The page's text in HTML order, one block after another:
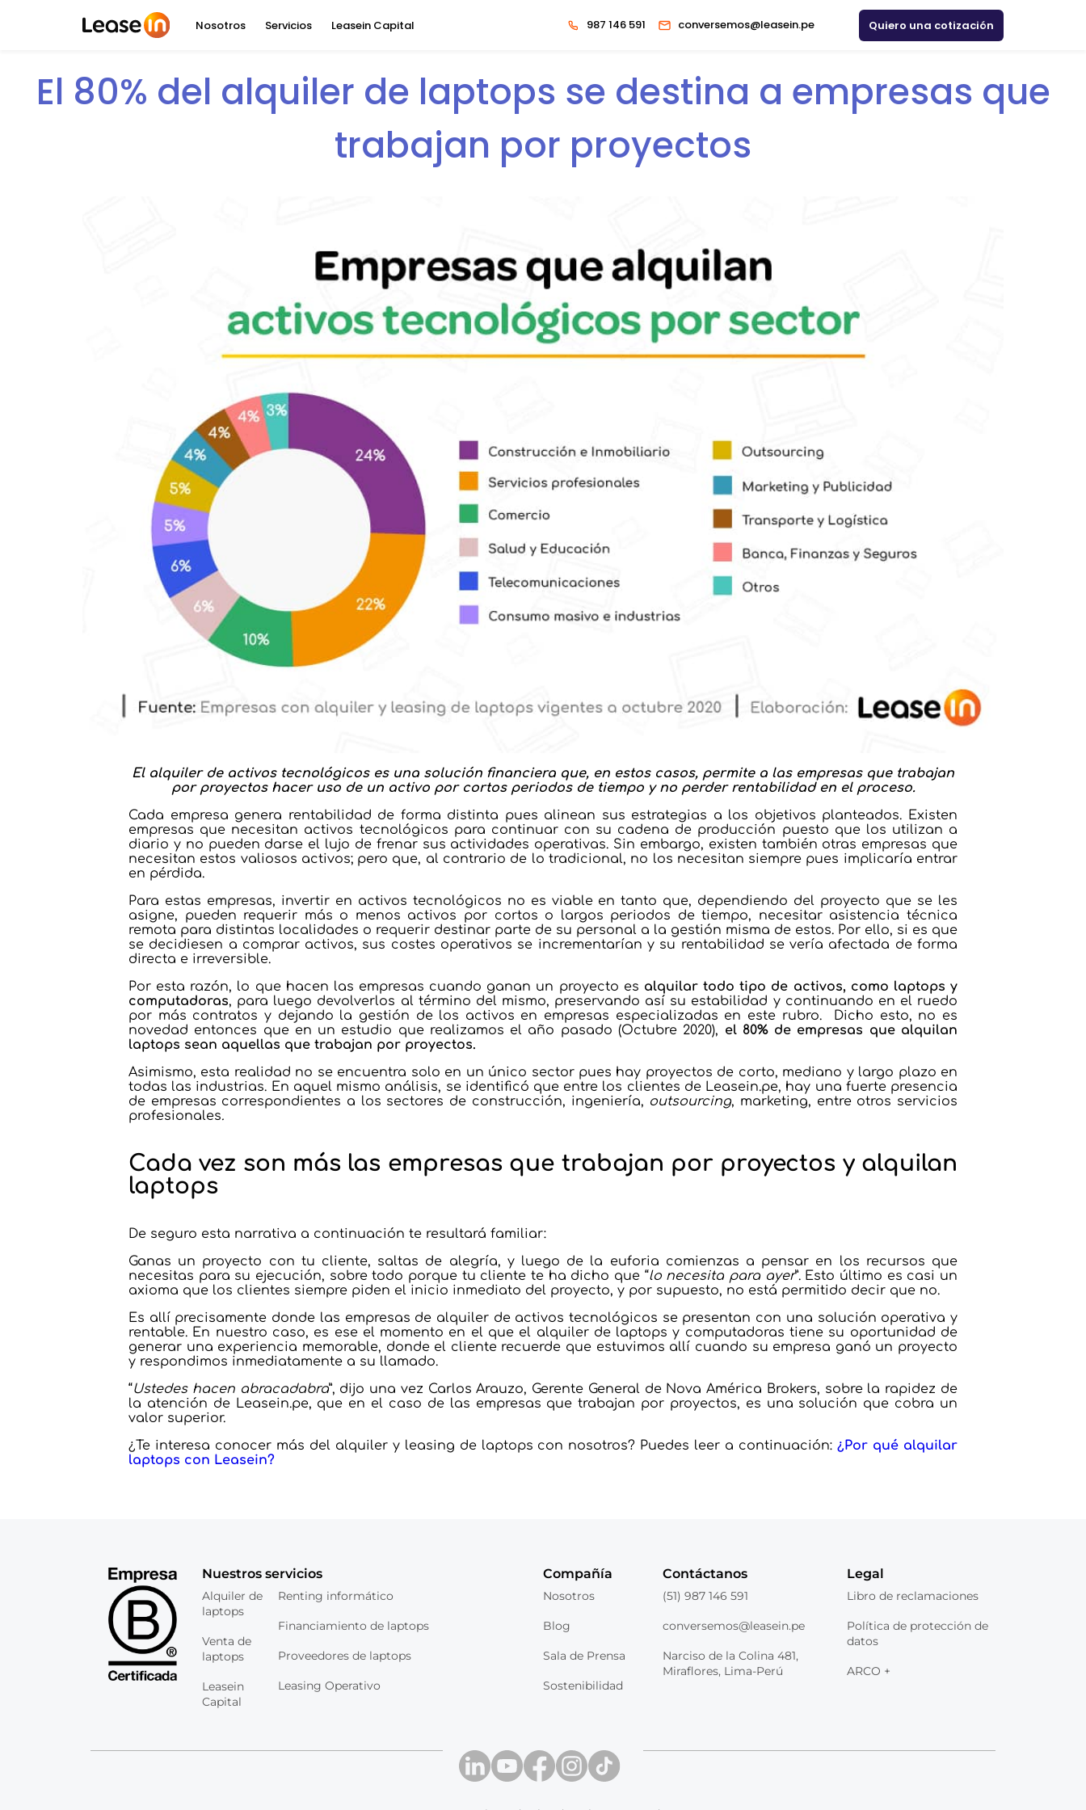
Nosotros Servicios Leasein Capital 987 146 591 conversemos@leasein.pe Quiero una cotización
El 80% del alquiler de laptops se destina a empresas que
trabajan por proyectos
El alquiler de activos tecnológicos es una solución financiera que, en estos casos, permite a las empresas que trabajan
por proyectos hacer uso de un activo por cortos periodos de tiempo y no perder rentabilidad en el proceso.
Cada empresa genera rentabilidad de forma distinta pues alinean sus estrategias a los objetivos planteados. Existen
empresas que necesitan activos tecnológicos para continuar con su cadena de producción puesto que los utilizan a
diario y no pueden darse el lujo de frenar sus actividades operativas. Sin embargo, existen también otras empresas que
necesitan estos valiosos activos; pero que, al contrario de lo tradicional, no los necesitan siempre pues implicaría entrar
en pérdida.
Para estas empresas, invertir en activos tecnológicos no es viable en tanto que, dependiendo del proyecto que se les
asigne, pueden requerir más o menos activos por cortos o largos periodos de tiempo, necesitar asistencia técnica
remota para distintas localidades o requerir destinar parte de su personal a la gestión misma de estos. Por ello, si es que
se decidiesen a comprar activos, sus costes operativos se incrementarían y su rentabilidad se vería afectada de forma
directa e irreversible.
Por esta razón, lo que hacen las empresas cuando ganan un proyecto es alquilar todo tipo de activos, como laptops y
computadoras, para luego devolverlos al término del mismo, preservando así su estabilidad y continuando en el ruedo
por más contratos y dejando la gestión de los activos en empresas especializadas en este rubro. Dicho esto, no es
novedad entonces que en un estudio que realizamos el año pasado (Octubre 2020), el 80% de empresas que alquilan
laptops sean aquellas que trabajan por proyectos.
Asimismo, esta realidad no se encuentra solo en un único sector pues hay proyectos de corto, mediano y largo plazo en
todas las industrias. En aquel mismo análisis, se identificó que entre los clientes de Leasein.pe, hay una fuerte presencia
de empresas correspondientes a los sectores de construcción, ingeniería, outsourcing, marketing, entre otros servicios
profesionales.
Cada vez son más las empresas que trabajan por proyectos y alquilan
laptops
De seguro esta narrativa a continuación te resultará familiar:
Ganas un proyecto con tu cliente, saltas de alegría, y luego de la euforia comienzas a pensar en los recursos que
necesitas para su ejecución, sobre todo porque tu cliente te ha dicho que “lo necesita para ayer”. Esto último es casi un
axioma que los clientes siempre piden el inicio inmediato del proyecto, y por supuesto, no está permitido decir que no.
Es allí precisamente donde las empresas de alquiler de activos tecnológicos se presentan con una solución operativa y
rentable. En nuestro caso, es ese el momento en el que el alquiler de laptops y computadoras tiene su oportunidad de
generar una experiencia memorable, donde el cliente recuerde que estuvimos allí cuando su empresa ganó un proyecto
y respondimos inmediatamente a su llamado.
“Ustedes hacen abracadabra”, dijo una vez Carlos Arauzo, Gerente General de Nova América Brokers, sobre la rapidez de
la atención de Leasein.pe, que en el caso de las empresas que trabajan por proyectos, es una solución que cobra un
valor superior.
¿Te interesa conocer más del alquiler y leasing de laptops con nosotros? Puedes leer a continuación:¿Por qué alquilar
laptops con Leasein?
Nuestros servicios
Alquiler de
laptops
Venta de
laptops
Leasein
Capital
Renting informático
Financiamiento de laptops
Proveedores de laptops
Leasing Operativo
Compañía
Nosotros
Blog
Sala de Prensa
Sostenibilidad
Contáctanos
(51) 987 146 591
conversemos@leasein.pe
Narciso de la Colina 481,
Miraflores, Lima-Perú
Legal
Libro de reclamaciones
Política de protección de
datos
ARCO +